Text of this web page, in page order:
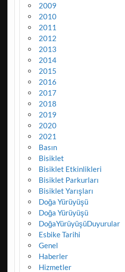
2009
2010
2011
2012
2013
2014
2015
2016
2017
2018
2019
2020
2021
Basın
Bisiklet
Bisiklet Etkinlikleri
Bisiklet Parkurları
Bisiklet Yarışları
Doğa Yürüyüşü
Doğa Yürüyüşü
DoğaYürüyüşüDuyurular
Esbike Tarihi
Genel
Haberler
Hizmetler